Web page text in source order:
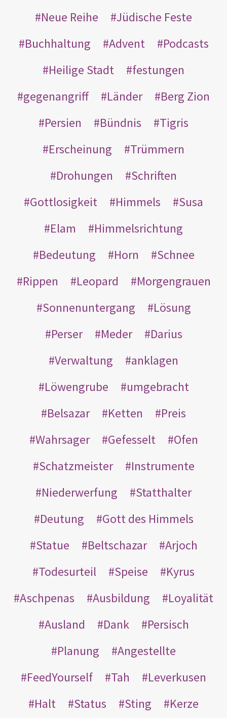
Neue Reihe
Jüdische Feste
Buchhaltung
Advent
Podcasts
Heilige Stadt
festungen
gegenangriff
Länder
Berg Zion
Persien
Bündnis
Tigris
Erscheinung
Trümmern
Drohungen
Schriften
Gottlosigkeit
Himmels
Susa
Elam
Himmelsrichtung
Bedeutung
Horn
Schnee
Rippen
Leopard
Morgengrauen
Sonnenuntergang
Lösung
Perser
Meder
Darius
Verwaltung
anklagen
Löwengrube
umgebracht
Belsazar
Ketten
Preis
Wahrsager
Gefesselt
Ofen
Schatzmeister
Instrumente
Niederwerfung
Statthalter
Deutung
Gott des Himmels
Statue
Beltschazar
Arjoch
Todesurteil
Speise
Kyrus
Aschpenas
Ausbildung
Loyalität
Ausland
Dank
Persisch
Planung
Angestellte
FeedYourself
Tah
Leverkusen
Halt
Status Sting Kerze